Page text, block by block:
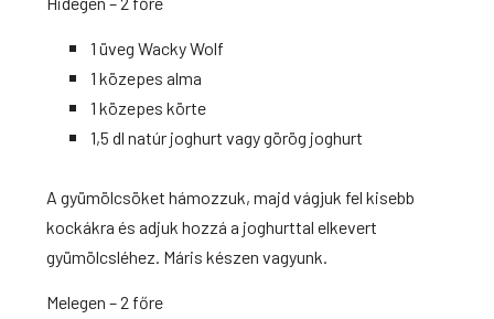
1 üveg Wacky Wolf
1 közepes alma
1 közepes körte
1,5 dl natúr joghurt vagy görög joghurt
A gyümölcsöket hámozzuk, majd vágjuk fel kisebb
kockákra és adjuk hozzá a joghurttal elkevert
gyümölcsléhez. Máris készen vagyunk.
Melegen – 2 főre